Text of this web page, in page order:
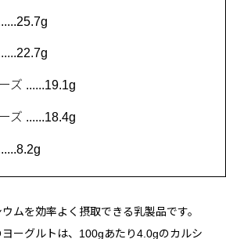
ズ ......19.1g
ズ ......18.4g
ムを効率よく摂取できる乳製品です。
ーグルトは、100gあたり4.0gのカルシ